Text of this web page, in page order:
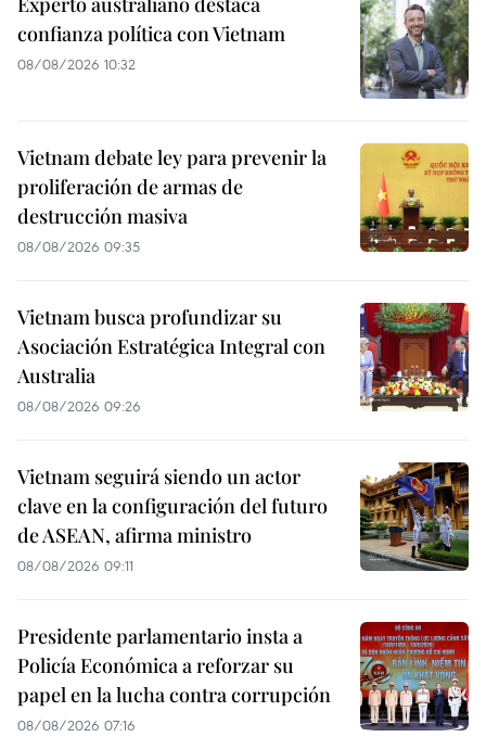
confianza política con Vietnam
08/08/2026 10:32
Vietnam debate ley para prevenir la
proliferación de armas de
destrucción masiva
08/08/2026 09:35
Vietnam busca profundizar su
Asociación Estratégica Integral con
Australia
08/08/2026 09:26
Vietnam seguirá siendo un actor
clave en la configuración del futuro
de ASEAN, afirma ministro
08/08/2026 09:11
Presidente parlamentario insta a
Policía Económica a reforzar su
papel en la lucha contra corrupción
08/08/2026 07:16